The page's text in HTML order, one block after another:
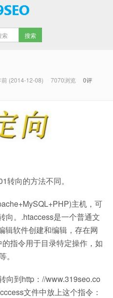
前 (2014-12-08) 7070浏览
0评
转向的方法不同。
主机，可
向。.htaccess是一个普通文
辑软件创建和编辑，存在网
指令用于目录特定操作，如
向到http：//www.319seo.co
文件中放上这个指令：